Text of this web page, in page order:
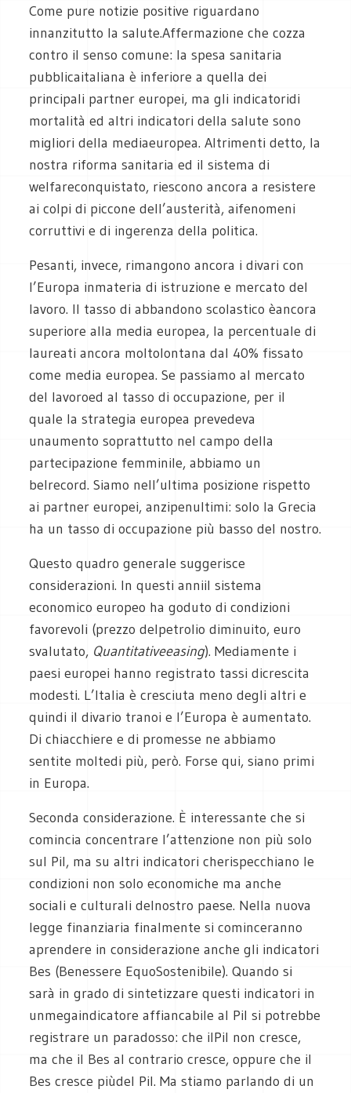
Come pure notizie positive riguardano
innanzitutto la salute.Affermazione che cozza
contro il senso comune: la spesa sanitaria
pubblicaitaliana è inferiore a quella dei
principali partner europei, ma gli indicatoridi
mortalità ed altri indicatori della salute sono
migliori della mediaeuropea. Altrimenti detto, la
nostra riforma sanitaria ed il sistema di
welfareconquistato, riescono ancora a resistere
ai colpi di piccone dell’austerità, aifenomeni
corruttivi e di ingerenza della politica.
Pesanti, invece, rimangono ancora i divari con
l’Europa inmateria di istruzione e mercato del
lavoro. Il tasso di abbandono scolastico èancora
superiore alla media europea, la percentuale di
laureati ancora moltolontana dal 40% fissato
come media europea. Se passiamo al mercato
del lavoroed al tasso di occupazione, per il
quale la strategia europea prevedeva
unaumento soprattutto nel campo della
partecipazione femminile, abbiamo un
belrecord. Siamo nell’ultima posizione rispetto
ai partner europei, anzipenultimi: solo la Grecia
ha un tasso di occupazione più basso del nostro.
Questo quadro generale suggerisce
considerazioni. In questi anniil sistema
economico europeo ha goduto di condizioni
favorevoli (prezzo delpetrolio diminuito, euro
svalutato, Quantitativeeasing). Mediamente i
paesi europei hanno registrato tassi dicrescita
modesti. L’Italia è cresciuta meno degli altri e
quindi il divario tranoi e l’Europa è aumentato.
Di chiacchiere e di promesse ne abbiamo
sentite moltedi più, però. Forse qui, siano primi
in Europa.
Seconda considerazione. È interessante che si
comincia concentrare l’attenzione non più solo
sul Pil, ma su altri indicatori cherispecchiano le
condizioni non solo economiche ma anche
sociali e culturali delnostro paese. Nella nuova
legge finanziaria finalmente si cominceranno
aprendere in considerazione anche gli indicatori
Bes (Benessere EquoSostenibile). Quando si
sarà in grado di sintetizzare questi indicatori in
unmegaindicatore affiancabile al Pil si potrebbe
registrare un paradosso: che ilPil non cresce,
ma che il Bes al contrario cresce, oppure che il
Bes cresce piùdel Pil. Ma stiamo parlando di un